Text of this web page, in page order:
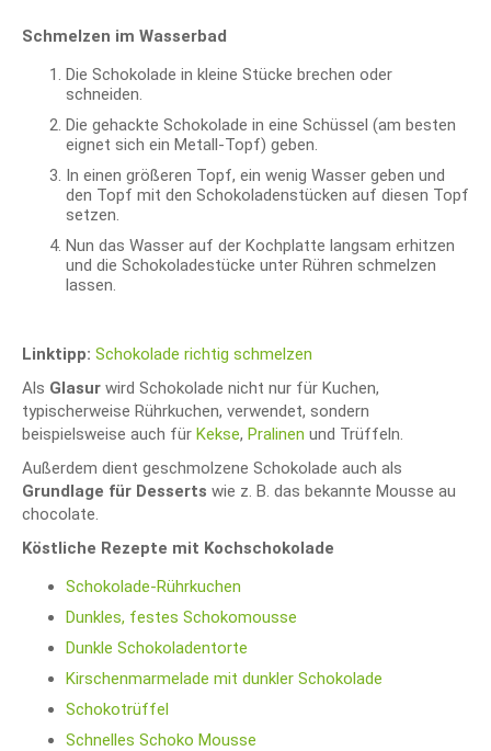
Schmelzen im Wasserbad
Die Schokolade in kleine Stücke brechen oder
schneiden.
Die gehackte Schokolade in eine Schüssel (am besten
eignet sich ein Metall-Topf) geben.
In einen größeren Topf, ein wenig Wasser geben und
den Topf mit den Schokoladenstücken auf diesen Topf
setzen.
Nun das Wasser auf der Kochplatte langsam erhitzen
und die Schokoladestücke unter Rühren schmelzen
lassen.
Linktipp: Schokolade richtig schmelzen
Als Glasur wird Schokolade nicht nur für Kuchen,
typischerweise Rührkuchen, verwendet, sondern
beispielsweise auch für Kekse, Pralinen und Trüffeln.
Außerdem dient geschmolzene Schokolade auch als
Grundlage für Desserts wie z. B. das bekannte Mousse au
chocolate.
Köstliche Rezepte mit Kochschokolade
Schokolade-Rührkuchen
Dunkles, festes Schokomousse
Dunkle Schokoladentorte
Kirschenmarmelade mit dunkler Schokolade
Schokotrüffel
Schnelles Schoko Mousse